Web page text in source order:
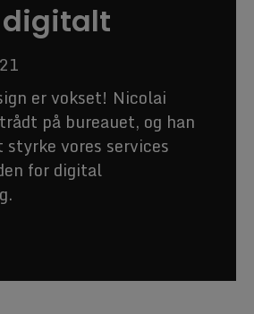
digitalt
er vokset! Nicolai
på bureauet, og han
vores services
for digital